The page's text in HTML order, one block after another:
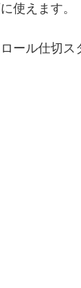
使えます。
ール仕切ス